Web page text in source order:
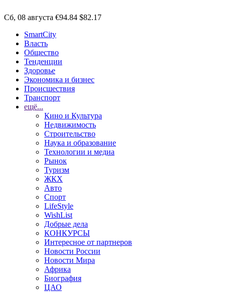
Сб, 08 августа €94.84 $82.17
SmartCity
Власть
Общество
Тенденции
Здоровье
Экономика и бизнес
Происшествия
Транспорт
ещё...
Кино и Культура
Недвижимость
Строительство
Наука и образование
Технологии и медиа
Рынок
Туризм
ЖКХ
Авто
Спорт
LifeStyle
WishList
Добрые дела
КОНКУРСЫ
Интересное от партнеров
Новости России
Новости Мира
Африка
Биография
ЦАО